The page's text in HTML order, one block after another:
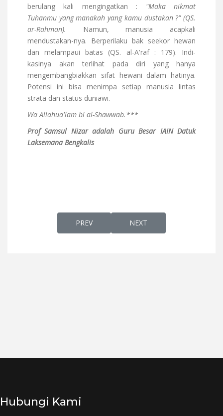
berulang kali mengingatkan : "Maka nikmat
Tuhanmu yang manakah yang kamu dustakan ?" (QS.
ar-Rahman).
Namun, manusia acapkali
mendustakan-nya. Berperilaku bak seekor hewan
dan melampaui batas (QS. al-A'raf : 179). Indi-
kasinya akan terlihat pada diri yang hanya
mengembangbiakkan sifat hewani dalam hatinya.
Potensi ini bisa menimpa setiap manusia lintas
strata dan status duniawi.
Wa Allahua'lam bi al-Shawwab.***
Prof Samsul Nizar adalah Guru Besar IAIN Datuk
Laksemana Bengkalis
PREVIOUS ARTICLE: HAJI MABRUR:
PREV NEXT ARTICLE: LABBAYKA
NEXT
Hubungi Kami